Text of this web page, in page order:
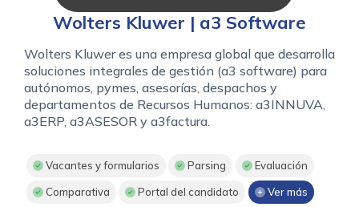
Wolters Kluwer | a3 Software
Wolters Kluwer es una empresa global que desarrolla
soluciones integrales de gestión (a3 software) para
autónomos, pymes, asesorías, despachos y
departamentos de Recursos Humanos: a3INNUVA,
a3ERP, a3ASESOR y a3factura.
Vacantes y formularios Parsing Evaluación
Comparativa Portal del candidato Ver más